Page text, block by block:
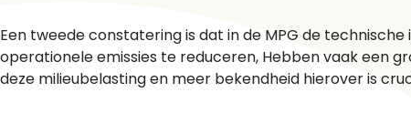
Een tweede constatering is dat in de MPG de
operationele emissies te reduceren, Hebben vaak een
deze milieubelasting en meer bekendheid hierover is